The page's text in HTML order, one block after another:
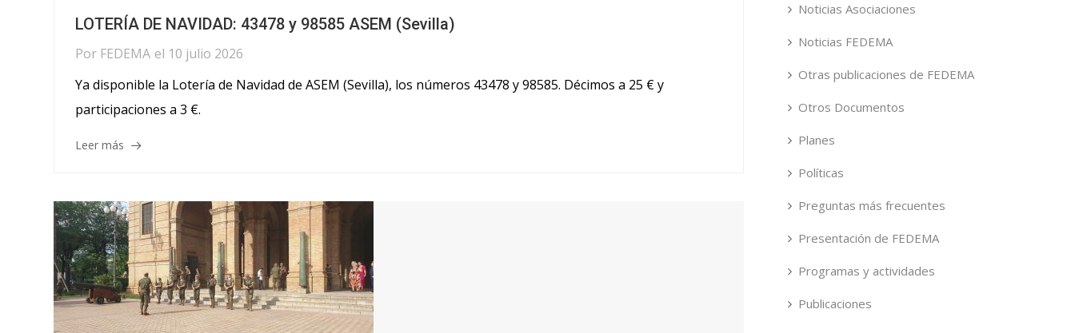
LOTERÍA DE NAVIDAD: 43478 y 98585 ASEM (Sevilla)
Por FEDEMA el 10 julio 2026
Ya disponible la Lotería de Navidad de ASEM (Sevilla), los números 43478 y 98585. Décimos a 25 € y
participaciones a 3 €.
Leer más
Noticias Asociaciones
Noticias FEDEMA
Otras publicaciones de FEDEMA
Otros Documentos
Planes
Políticas
Preguntas más frecuentes
Presentación de FEDEMA
Programas y actividades
Publicaciones